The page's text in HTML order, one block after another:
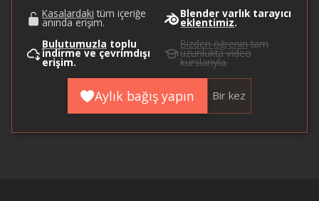
Kasalardaki tüm içeriğe
anında erişim.
Blender varlık tarayıcı
eklentimiz.
Bulutumuzla toplu
indirme ve çevrimdışı
erişim.
Bizden öğrenintam
uzunlukta video
kurslarıyla.
Aylık bağış yapın Bir kez